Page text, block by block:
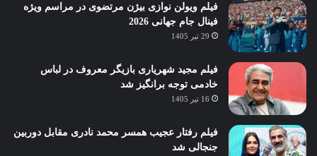
فیلم ویولن نوازی بیژن مرتضوی در مراسم ویژه
فینال جام جهانی 2026
29 تیر 1405
فیلم مجید شهریاری بازیگر معروف در لباس
خادمی توجه برانگیز شد
16 تیر 1405
فیلم رفتار عجیب همسر محمد نادری مقابل دوربین
جنجالی شد